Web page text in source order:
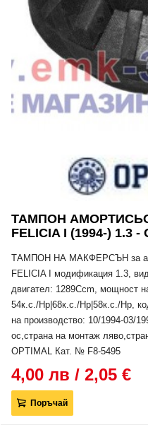
ТАМПОН
FELICIA I (1994-) 1.3 -
ТАМПОН НА МАКФЕРСЪН за
FELICIA I модификация 1.3,
двигател: 1289Ccm, мощност
54к.с./Hp|68к.с./Hp|58к.с./Hp,
на производство: 10/1994-03/
ос,страна на монтаж
OPTIMAL Кат. № F8-5495
4,00 лв / 2,05 €
Поръчай